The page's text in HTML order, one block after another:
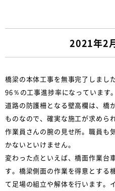
2021年2
橋梁の本体工事を無事完了しまし
96％の工事進捗率になっています。
道路の防護柵となる壁高欄は、橋
ものなので、確実な施工が求めら
作業員さんの腕の見せ所。職員も
かないといけません。
変わった点といえば、橋面作業台
す。橋梁側面の作業を得意とする
て足場の組立や解体を行います。